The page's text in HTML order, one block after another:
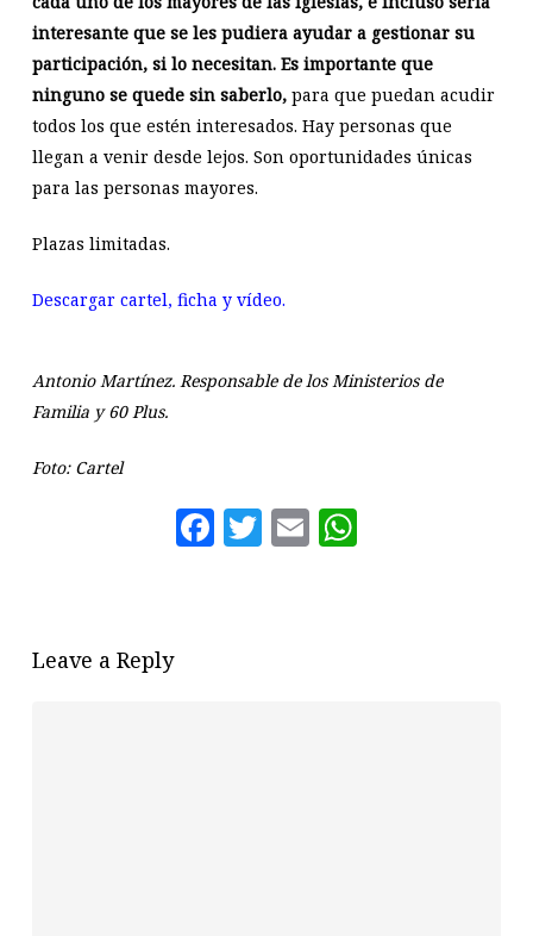
interesante que se les pudiera ayudar a gestionar su
participación, si lo necesitan. Es importante que
ninguno se quede sin saberlo,para que puedan acudir
todos los que estén interesados. Hay personas que
llegan a venir desde lejos. Son oportunidades únicas
para las personas mayores.
Plazas limitadas.
Descargar cartel, ficha y vídeo.
Antonio Martínez. Responsable de los Ministerios de
Familia y 60 Plus.
Foto: Cartel
Facebook
Twitter
Email
Leave a Reply